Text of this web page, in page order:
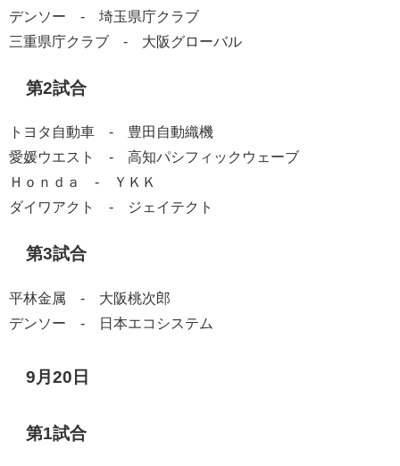
デンソー - 埼玉県庁クラブ
三重県庁クラブ - 大阪グローバル
第2試合
トヨタ自動車 - 豊田自動織機
愛媛ウエスト - 高知パシフィックウェーブ
Ｈｏｎｄａ - ＹＫＫ
ダイワアクト - ジェイテクト
第3試合
平林金属 - 大阪桃次郎
デンソー - 日本エコシステム
9月20日
第1試合